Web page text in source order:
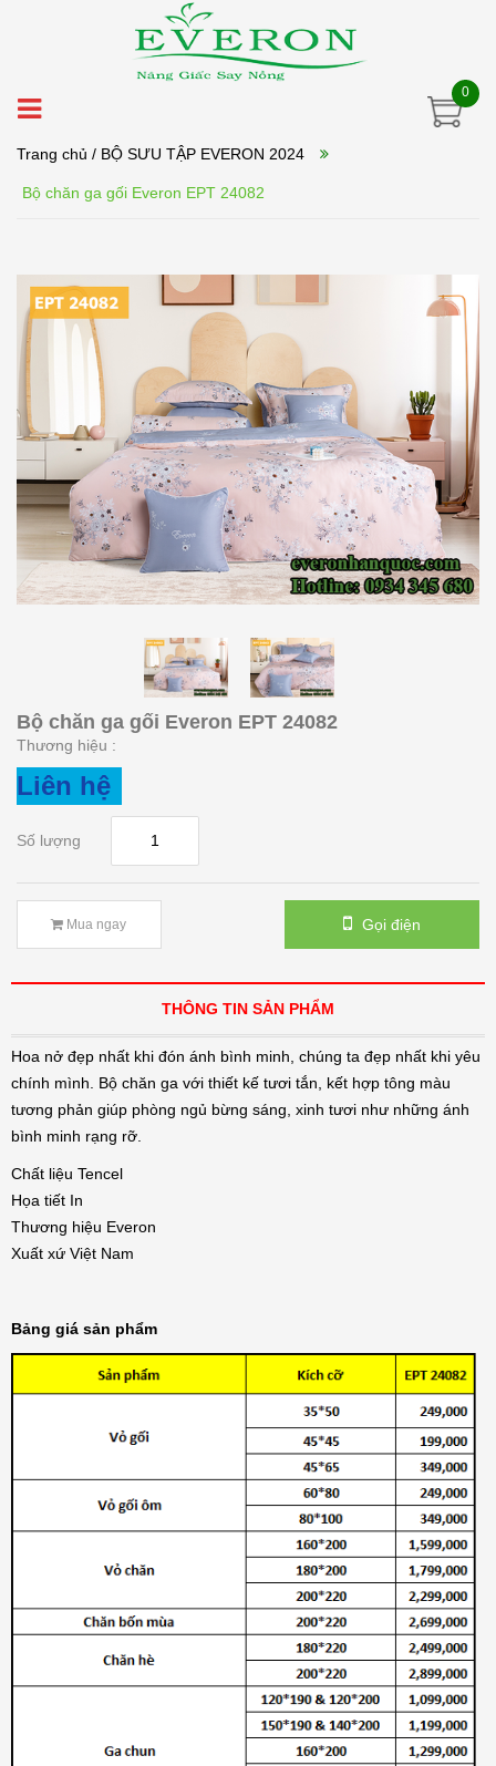
0
Trang chủ / BỘ SƯU TẬP EVERON 2024
Bộ chăn ga gối Everon EPT 24082
Bộ chăn ga gối Everon EPT 24082
Thương hiệu :
Liên hệ
Số lượng
Mua ngay Gọi điện
THÔNG TIN SẢN PHẨM
Hoa nở đẹp nhất khi đón ánh bình minh, chúng ta đẹp nhất khi yêu
chính mình. Bộ chăn ga với thiết kế tươi tắn, kết hợp tông màu
tương phản giúp phòng ngủ bừng sáng, xinh tươi như những ánh
bình minh rạng rỡ.
Chất liệu Tencel
Họa tiết In
Thương hiệu Everon
Xuất xứ Việt Nam
Bảng giá sản phẩm